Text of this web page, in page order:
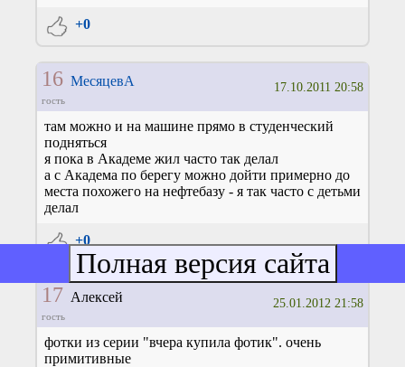
+0
16 МесяцевА
гость
17.10.2011 20:58
там можно и на машине прямо в студенческий
подняться
я пока в Академе жил часто так делал
а с Академа по берегу можно дойти примерно до
места похожего на нефтебазу - я так часто с детьми
делал
+0
17 Алексей
гость
25.01.2012 21:58
фотки из серии "вчера купила фотик". очень
примитивные